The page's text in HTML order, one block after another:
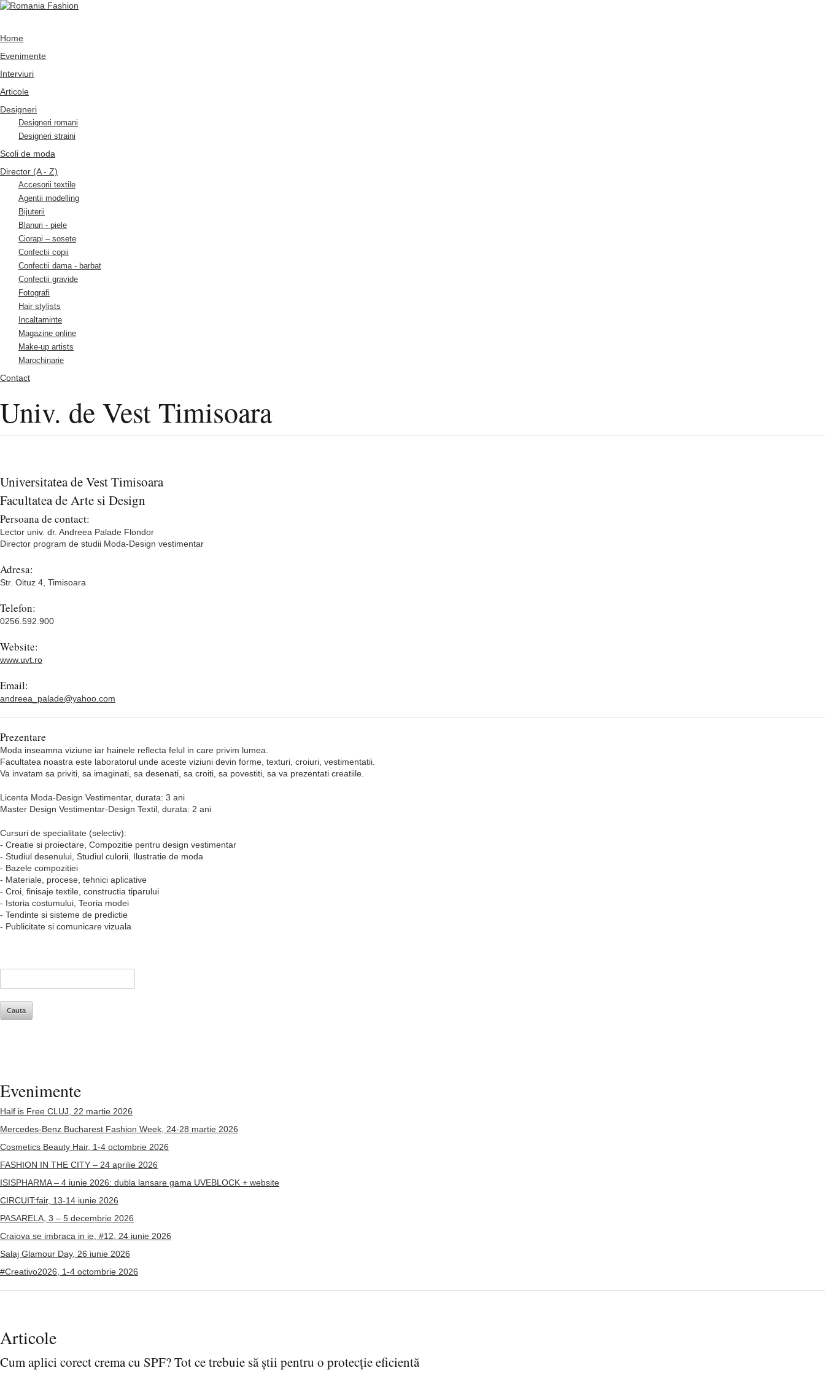
Home
Evenimente
Interviuri
Articole
Designeri
Designeri romani
Designeri straini
Scoli de moda
Director (A - Z)
Accesorii textile
Agentii modelling
Bijuterii
Blanuri - piele
Ciorapi – sosete
Confectii copii
Confectii dama - barbat
Confectii gravide
Fotografi
Hair stylists
Incaltaminte
Magazine online
Make-up artists
Marochinarie
Contact
Univ. de Vest Timisoara
Universitatea de Vest Timisoara
Facultatea de Arte si Design
Persoana de contact:
Lector univ. dr. Andreea Palade Flondor
Director program de studii Moda-Design vestimentar
Adresa:
Str. Oituz 4, Timisoara
Telefon:
0256.592.900
Website:
www.uvt.ro
Email:
andreea_palade@yahoo.com
Prezentare
Moda inseamna viziune iar hainele reflecta felul in care privim lumea.
Facultatea noastra este laboratorul unde aceste viziuni devin forme, texturi, croiuri, vestimentatii.
Va invatam sa priviti, sa imaginati, sa desenati, sa croiti, sa povestiti, sa va prezentati creatiile.
Licenta Moda-Design Vestimentar, durata: 3 ani
Master Design Vestimentar-Design Textil, durata: 2 ani
Cursuri de specialitate (selectiv):
- Creatie si proiectare, Compozitie pentru design vestimentar
- Studiul desenului, Studiul culorii, Ilustratie de moda
- Bazele compozitiei
- Materiale, procese, tehnici aplicative
- Croi, finisaje textile, constructia tiparului
- Istoria costumului, Teoria modei
- Tendinte si sisteme de predictie
- Publicitate si comunicare vizuala
Evenimente
Half is Free CLUJ, 22 martie 2026
Mercedes-Benz Bucharest Fashion Week, 24-28 martie 2026
Cosmetics Beauty Hair, 1-4 octombrie 2026
FASHION IN THE CITY – 24 aprilie 2026
ISISPHARMA – 4 iunie 2026: dubla lansare gama UVEBLOCK + website
CIRCUIT:fair, 13-14 iunie 2026
PASARELA, 3 – 5 decembrie 2026
Craiova se imbraca in ie, #12, 24 iunie 2026
Salaj Glamour Day, 26 iunie 2026
#Creativo2026, 1-4 octombrie 2026
Articole
Cum aplici corect crema cu SPF? Tot ce trebuie să știi pentru o protecție eficientă